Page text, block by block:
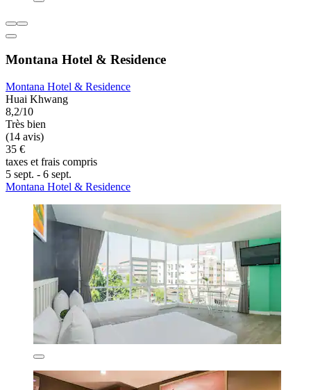
Montana Hotel & Residence
Montana Hotel & Residence
Huai Khwang
8,2/10
Très bien
(14 avis)
35 €
taxes et frais compris
5 sept. - 6 sept.
Montana Hotel & Residence